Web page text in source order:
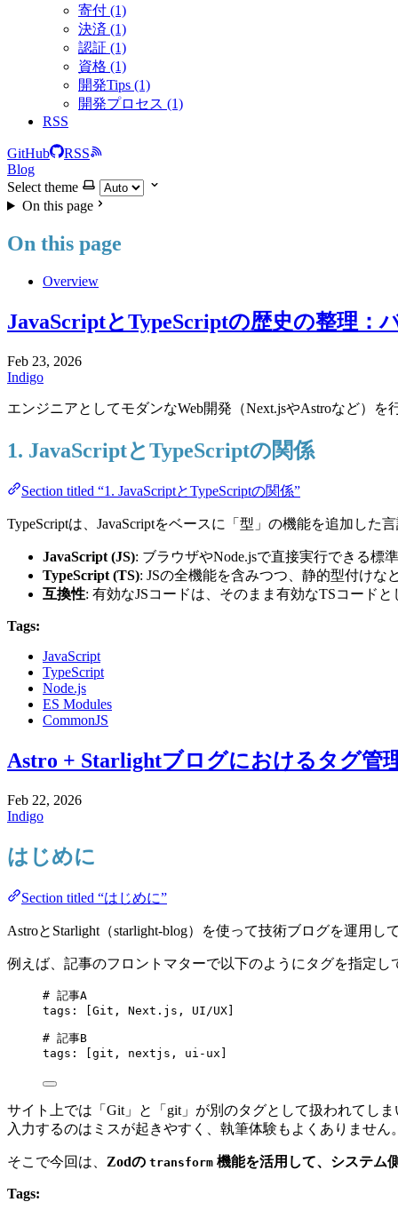
寄付 (1)
決済 (1)
認証 (1)
資格 (1)
開発Tips (1)
開発プロセス (1)
RSS
GitHub
RSS
Blog
Select theme
On this page
On this page
Overview
JavaScriptとTypeScriptの歴史の整理
Feb 23, 2026
Indigo
エンジニアとしてモダンなWeb開発（Next.jsやAstroなど）
1. JavaScriptとTypeScriptの関係
Section titled “1. JavaScriptとTypeScriptの関係”
TypeScriptは、JavaScriptをベースに「型」の機能を追加した
JavaScript (JS): ブラウザやNode.jsで直接実行できる標
TypeScript (TS): JSの全機能を含みつつ、静的型付けな
互換性: 有効なJSコードは、そのまま有効なTSコード
Tags:
JavaScript
TypeScript
Node.js
ES Modules
CommonJS
Astro + Starlightブログにおけるタグ管
Feb 22, 2026
Indigo
はじめに
Section titled “はじめに”
AstroとStarlight（starlight-blog）を使って技術ブログを運用
例えば、記事のフロントマターで以下のようにタグを指定
# 記事A
tags : [ Git , Next.js , UI/UX
# 記事B
tags : [ git , nextjs , ui-ux
サイト上では「Git」と「git」が別のタグとして扱われてし
入力するのはミスが起きやすく、執筆体験もよくありません
そこで今回は、 Zodの transform 機能を活用して、システム
Tags: